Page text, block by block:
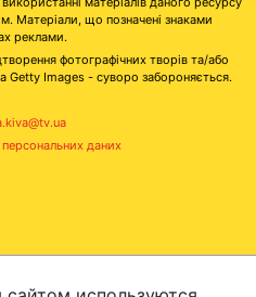
Матеріали, що позначені знаками
реклами.
фотографічних творів та/або
Getty Images - суворо забороняється.
персональних даних